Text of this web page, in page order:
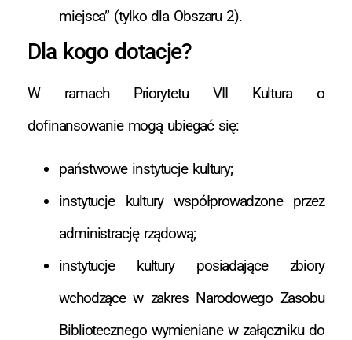
miejsca” (tylko dla Obszaru 2).
Dla kogo dotacje?
W ramach Priorytetu VII Kultura o
dofinansowanie mogą ubiegać się:
państwowe instytucje kultury;
instytucje kultury współprowadzone przez
administrację rządową;
instytucje kultury posiadające zbiory
wchodzące w zakres Narodowego Zasobu
Bibliotecznego wymieniane w załączniku do